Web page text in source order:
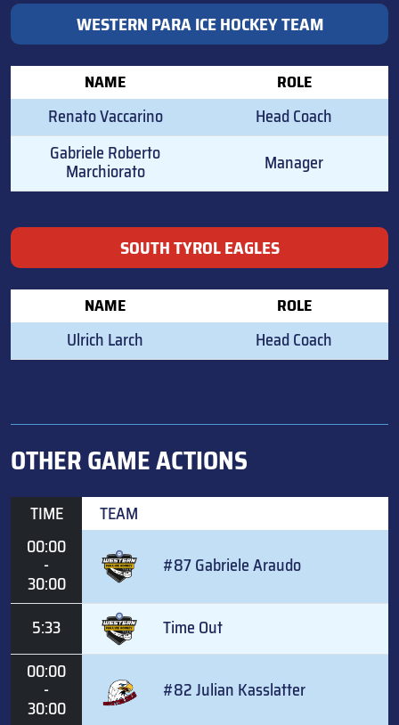
WESTERN PARA ICE HOCKEY TEAM
NAME ROLE
Renato Vaccarino
Head Coach
Gabriele Roberto
Marchiorato Manager
SOUTH TYROL EAGLES
NAME ROLE
Ulrich Larch Head Coach
OTHER GAME ACTIONS
TIME
TEAM
00:00
-
30:00
#87 Gabriele Araudo
5:33
Time Out
00:00
-
30:00
#82 Julian Kasslatter